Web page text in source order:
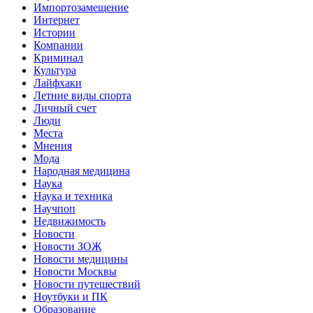
Импортозамещение
Интернет
Истории
Компании
Криминал
Культура
Лайфхаки
Летние виды спорта
Личный счет
Люди
Места
Мнения
Мода
Народная медицина
Наука
Наука и техника
Научпоп
Недвижимость
Новости
Новости ЗОЖ
Новости медицины
Новости Москвы
Новости путешествий
Ноутбуки и ПК
Образование